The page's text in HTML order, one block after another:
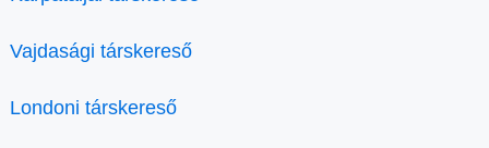
Vajdasági társkereső
Londoni társkereső